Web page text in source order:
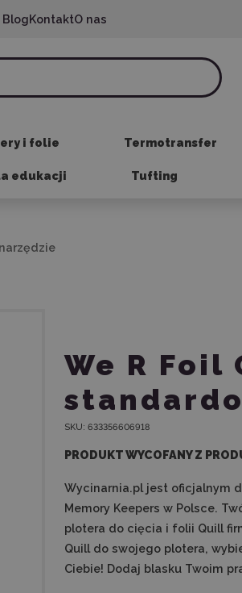
BlogKontaktO nas
i folie Termotransfer
edukacji Tufting
We R Foil
SKU: 633356606918
PRODUKT WYCOFANY Z
Wycinarnia.pl jest oficjalnym
Memory Keepers w Polsce.
plotera do cięcia i folii Quill
Quill do swojego plotera,
Ciebie! Dodaj blasku Twoim